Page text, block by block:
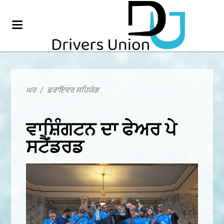
ਘਰ / ਡਰਾਇਵਰ ਸਹਿਯੋਗ
ਵਾਸ਼ਿੰਗਟਨ ਦਾ ਫੇਅਰ ਪੇ
ਸਟੈਂਡਰਡ